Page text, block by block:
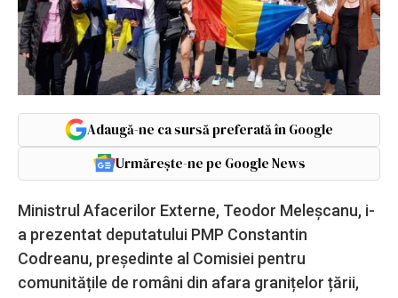
Adaugă-ne ca sursă preferată în Google
Urmărește-ne pe Google News
Ministrul Afacerilor Externe, Teodor Meleșcanu, i-
a prezentat deputatului PMP Constantin
Codreanu, președinte al Comisiei pentru
comunitățile de români din afara granițelor țării,